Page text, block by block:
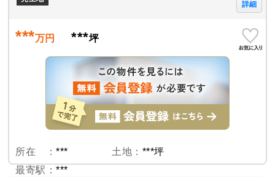
詳細
***万円 ***坪
所在 ：***
最寄駅：***
土地： ***坪